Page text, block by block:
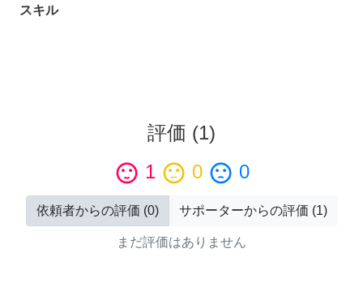
スキル
評価 (1)
sentiment_satisfied 1 sentiment_neutral 0 sentiment_dissatisfied 0
依頼者からの評価 (0) サポーターからの評価 (1)
まだ評価はありません